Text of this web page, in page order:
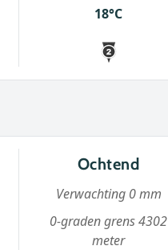
18°C
Ochtend
Verwachting 0 mm
0-graden grens 4302
meter